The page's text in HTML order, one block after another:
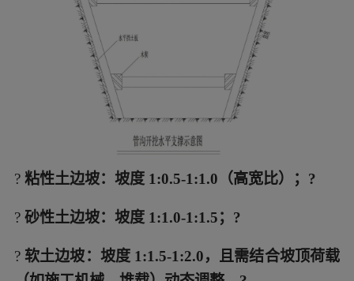
? 粘性土边坡：坡度 1:0.5-1:1.0（高宽比）；?
? 砂性土边坡：坡度 1:1.0-1:1.5；?
?软土边坡：坡度 1:1.5-1:2.0，且需结合坡顶荷载